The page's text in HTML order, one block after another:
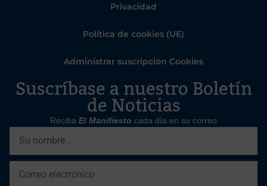
Privacidad
Política de cookies (UE)
Administrar suscripción Cookies
Suscríbase a nuestro Boletín
de Noticias
Reciba El Manifiesto cada día en su correo